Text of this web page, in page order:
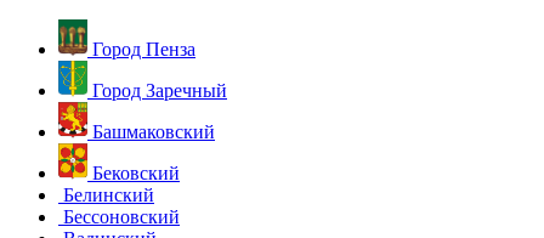
Город Пенза
Город Заречный
Башмаковский
Бековский
Белинский
Бессоновский